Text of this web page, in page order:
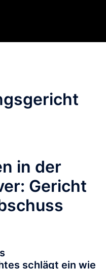
in der
Gericht
schlägt ein wie